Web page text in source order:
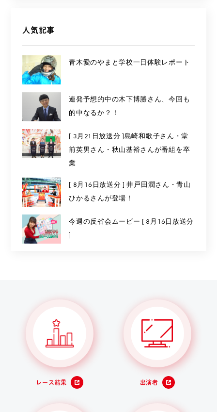
人気記事
青木愛のやまと学校一日体験レポート
連発予想的中の木下博勝さん、今回も
的中なるか？！
[ 3月21日放送分 ]島崎和歌子さん・堂
前英男さん・秋山基裕さんが番組を卒
業
[ 8月16日放送分 ] 井戸田潤さん・青山
ひかるさんが登場！
今週の反省会ムービー [ 8月16日放送分
]
レース結果 出演者